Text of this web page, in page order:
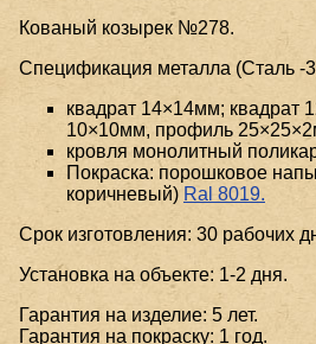
Кованый козырек №278.
Спецификация металла (Сталь -
квадрат 14×14мм; квадрат
10×10мм, профиль
кровля монолитный
Покраска: порошковое
коричневый) Ral 8019.
Срок изготовления: 30 рабочих
Установка на объекте: 1-2 дня.
Гарантия на изделие: 5 лет.
Гарантия на покраску: 1 год.